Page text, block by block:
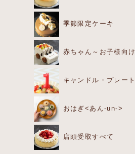
季節限定ケーキ
赤ちゃん～お子様向け
キャンドル・プレート
おはぎ<あん-un->
店頭受取すべて